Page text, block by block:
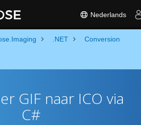
Nederlands
.NET Conversion
GIF naar ICO via
C#